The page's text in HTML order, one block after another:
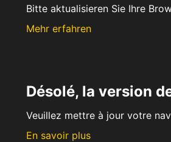
Bitte aktualisieren Sie Ihre
Mehr erfahren
Désolé, la version
Veuillez mettre à jour votre
En savoir plus